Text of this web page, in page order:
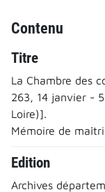
Contenu
Titre
La Chambre des
263, 14 janvier -
Loire)].
Mémoire de
Edition
Archives